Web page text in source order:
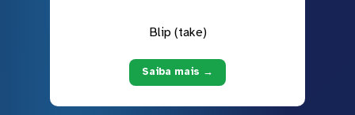
Blip (take)
Saiba mais →